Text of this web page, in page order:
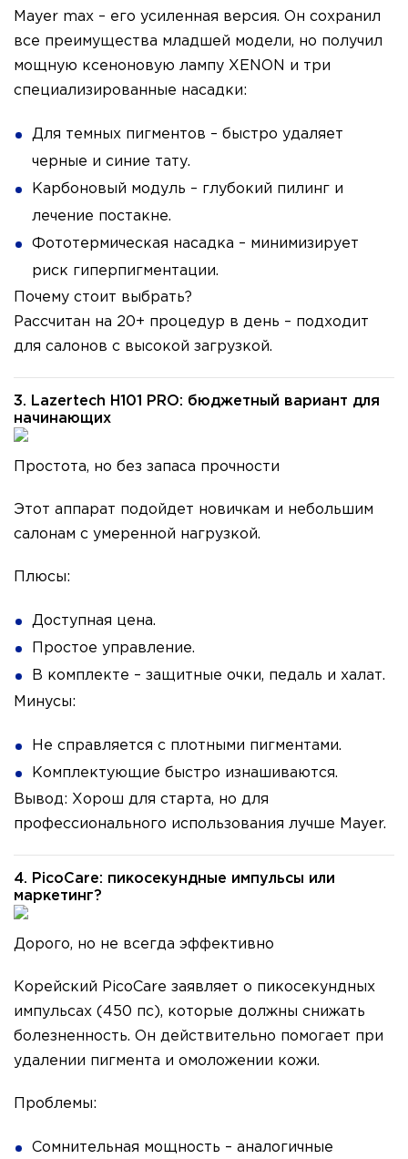
Mayer max – его усиленная версия. Он сохранил
все преимущества младшей модели, но получил
мощную ксеноновую лампу XENON и три
специализированные насадки:
Для темных пигментов – быстро удаляет
черные и синие тату.
Карбоновый модуль – глубокий пилинг и
лечение постакне.
Фототермическая насадка – минимизирует
риск гиперпигментации.
Почему стоит выбрать?
Рассчитан на 20+ процедур в день – подходит
для салонов с высокой загрузкой.
3. Lazertech H101 PRO: бюджетный вариант для
начинающих
Простота, но без запаса прочности
Этот аппарат подойдет новичкам и небольшим
салонам с умеренной нагрузкой.
Плюсы:
Доступная цена.
Простое управление.
В комплекте – защитные очки, педаль и халат.
Минусы:
Не справляется с плотными пигментами.
Комплектующие быстро изнашиваются.
Вывод: Хорош для старта, но для
профессионального использования лучше Mayer.
4. PicoCare: пикосекундные импульсы или
маркетинг?
Дорого, но не всегда эффективно
Корейский PicoCare заявляет о пикосекундных
импульсах (450 пс), которые должны снижать
болезненность. Он действительно помогает при
удалении пигмента и омоложении кожи.
Проблемы:
Сомнительная мощность – аналогичные